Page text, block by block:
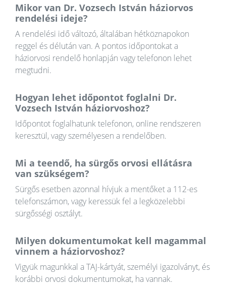
Mikor van Dr. Vozsech István háziorvos
rendelési ideje?
A rendelési idő változó, általában hétköznapokon
reggel és délután van. A pontos időpontokat a
háziorvosi rendelő honlapján vagy telefonon lehet
megtudni.
Hogyan lehet időpontot foglalni Dr.
Vozsech István háziorvoshoz?
Időpontot foglalhatunk telefonon, online rendszeren
keresztül, vagy személyesen a rendelőben.
Mi a teendő, ha sürgős orvosi ellátásra
van szükségem?
Sürgős esetben azonnal hívjuk a mentőket a 112-es
telefonszámon, vagy keressük fel a legközelebbi
sürgősségi osztályt.
Milyen dokumentumokat kell magammal
vinnem a háziorvoshoz?
Vigyük magunkkal a TAJ-kártyát, személyi igazolványt, és
korábbi orvosi dokumentumokat, ha vannak.